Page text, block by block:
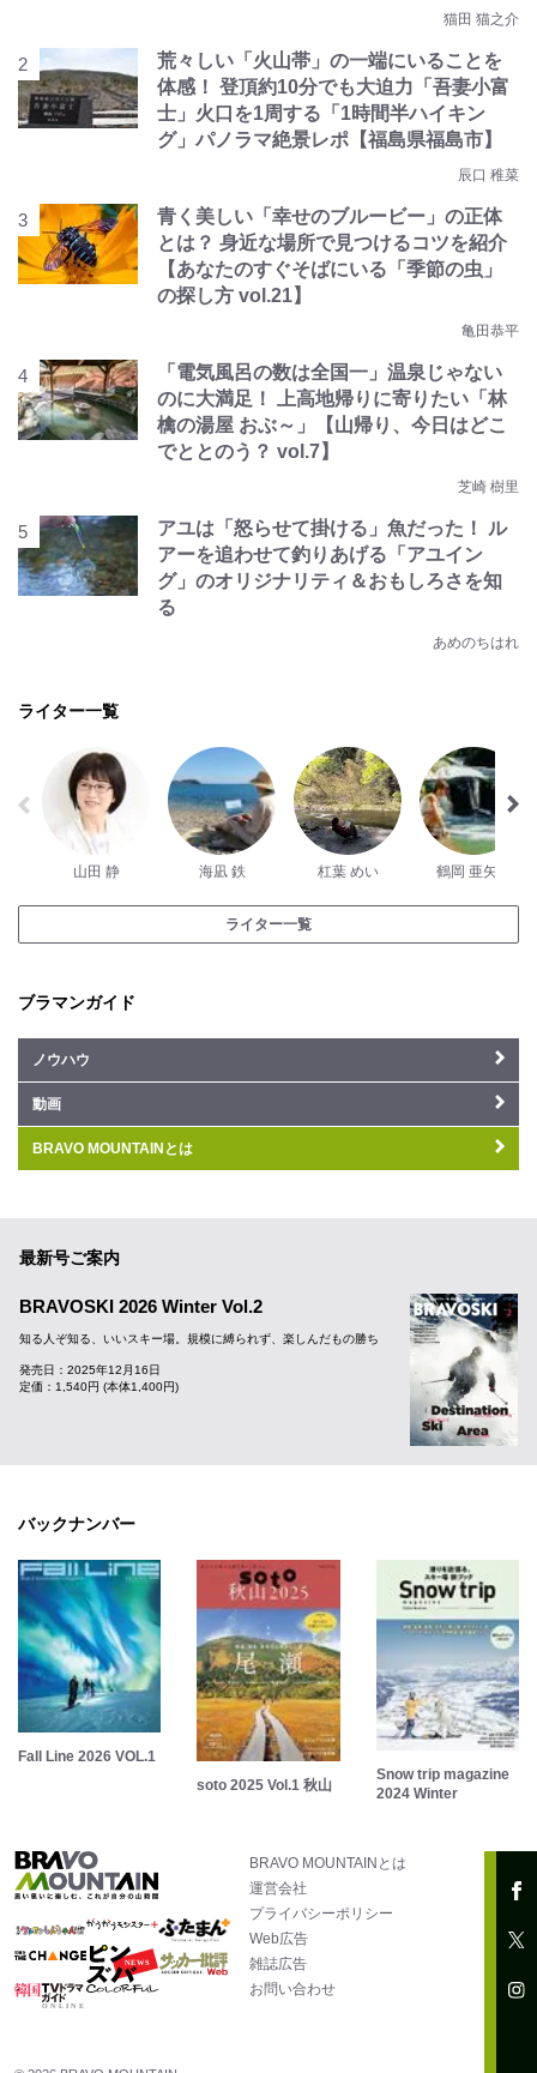
猫田 猫之介
荒々しい「火山帯」の一端にいることを
体感！ 登頂約10分でも大迫力「吾妻小富
士」火口を1周する「1時間半ハイキン
グ」パノラマ絶景レポ【福島県福島市】
辰口 稚菜
青く美しい「幸せのブルービー」の正体
とは？ 身近な場所で見つけるコツを紹介
【あなたのすぐそばにいる「季節の虫」
の探し方 vol.21】
亀田恭平
「電気風呂の数は全国一」温泉じゃない
のに大満足！ 上高地帰りに寄りたい「林
檎の湯屋 おぶ～」【山帰り、今日はどこ
でととのう？ vol.7】
芝崎 樹里
アユは「怒らせて掛ける」魚だった！ ル
アーを追わせて釣りあげる「アユイン
グ」のオリジナリティ＆おもしろさを知
る
あめのちはれ
ライター一覧
山田 静 海凪 鉄 杠葉 めい 鶴岡 亜矢子
ライター一覧
ブラマンガイド
ノウハウ
動画
BRAVO MOUNTAINとは
最新号ご案内
BRAVOSKI 2026 Winter Vol.2
知る人ぞ知る、いいスキー場。規模に縛られず、楽しんだもの勝ち
発売日：2025年12月16日
定価：1,540円 (本体1,400円)
バックナンバー
Fall Line 2026 VOL.1
soto 2025 Vol.1 秋山
Snow trip magazine
2024 Winter
BRAVO MOUNTAINとは
運営会社
プライバシーポリシー
Web広告
雑誌広告
お問い合わせ